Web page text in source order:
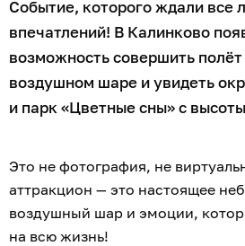
Событие, которого ждали все
впечатлений! В Калинково
возможность совершить
воздушном шаре и увидеть
и парк «Цветные сны» с
Это не фотография, не
аттракцион — это настоящее
воздушный шар и эмоции,
на всю жизнь!